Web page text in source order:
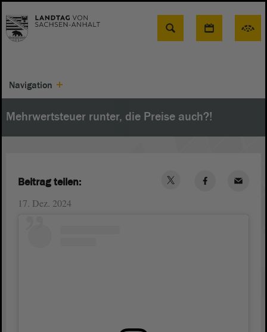
Suche
Navigation
Mehrwertsteuer runter, die Preise auch?!
17. Dez. 2024
Beitrag teilen: